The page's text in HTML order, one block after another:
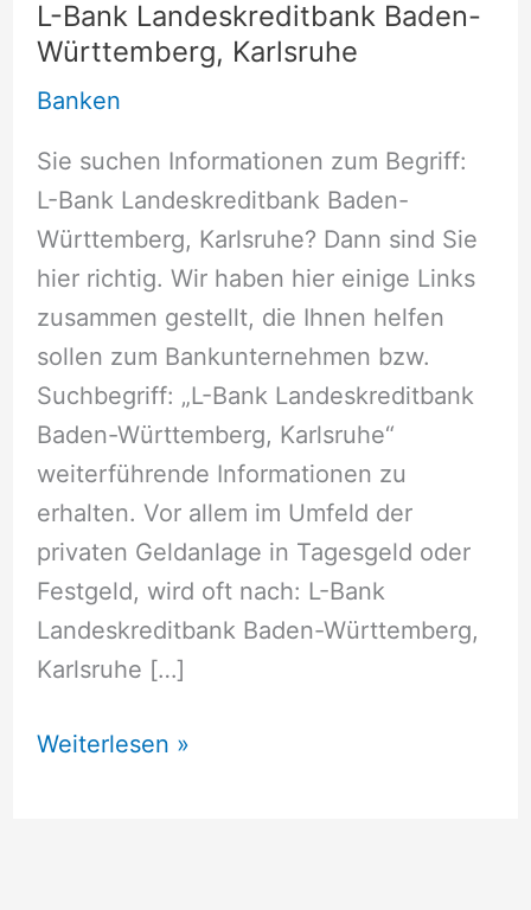
L-Bank Landeskreditbank Baden-
Württemberg, Karlsruhe
Banken
Sie suchen Informationen zum Begriff:
L-Bank Landeskreditbank Baden-
Württemberg, Karlsruhe? Dann sind Sie
hier richtig. Wir haben hier einige Links
zusammen gestellt, die Ihnen helfen
sollen zum Bankunternehmen bzw.
Suchbegriff: „L-Bank Landeskreditbank
Baden-Württemberg, Karlsruhe“
weiterführende Informationen zu
erhalten. Vor allem im Umfeld der
privaten Geldanlage in Tagesgeld oder
Festgeld, wird oft nach: L-Bank
Landeskreditbank Baden-Württemberg,
Karlsruhe […]
L-
Weiterlesen »